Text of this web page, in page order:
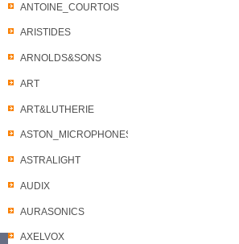
ANTOINE_COURTOIS
ARISTIDES
ARNOLDS&SONS
ART
ART&LUTHERIE
ASTON_MICROPHONES
ASTRALIGHT
AUDIX
AURASONICS
AXELVOX